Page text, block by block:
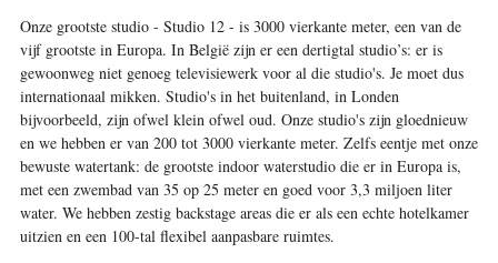
Onze grootste studio - Studio 12 - is 3000 vierkante meter, een van de
vijf grootste in Europa. In België zijn er een dertigtal studio’s: er is
gewoonweg niet genoeg televisiewerk voor al die studio's. Je moet dus
internationaal mikken. Studio's in het buitenland, in Londen
bijvoorbeeld, zijn ofwel klein ofwel oud. Onze studio's zijn gloednieuw
en we hebben er van 200 tot 3000 vierkante meter. Zelfs eentje met onze
bewuste watertank: de grootste indoor waterstudio die er in Europa is,
met een zwembad van 35 op 25 meter en goed voor 3,3 miljoen liter
water. We hebben zestig backstage areas die er als een echte hotelkamer
uitzien en een 100-tal flexibel aanpasbare ruimtes.